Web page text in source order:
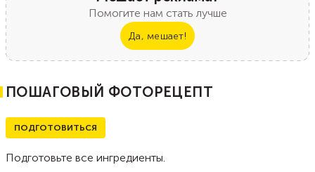
Помогите нам стать лучше
Да, мешает!
ПОШАГОВЫЙ ФОТОРЕЦЕПТ
ПОДГОТОВИТЬСЯ
Подготовьте все ингредиенты.